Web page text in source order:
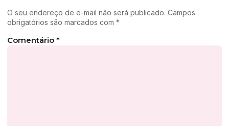
O seu endereço de e-mail não será publicado. Campos
obrigatórios são marcados com *
Comentário *